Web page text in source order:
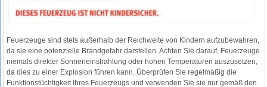
Feuerzeuge sind stets außerhalb der Reichweite von Kindern aufzubewahren,
da sie eine potenzielle Brandgefahr darstellen. Achten Sie darauf, Feuerzeuge
niemals direkter Sonneneinstrahlung oder hohen Temperaturen auszusetzen,
da dies zu einer Explosion führen kann. Überprüfen Sie regelmäßig die
Funktionstüchtigkeit Ihres Feuerzeugs und verwenden Sie sie nur gemäß den